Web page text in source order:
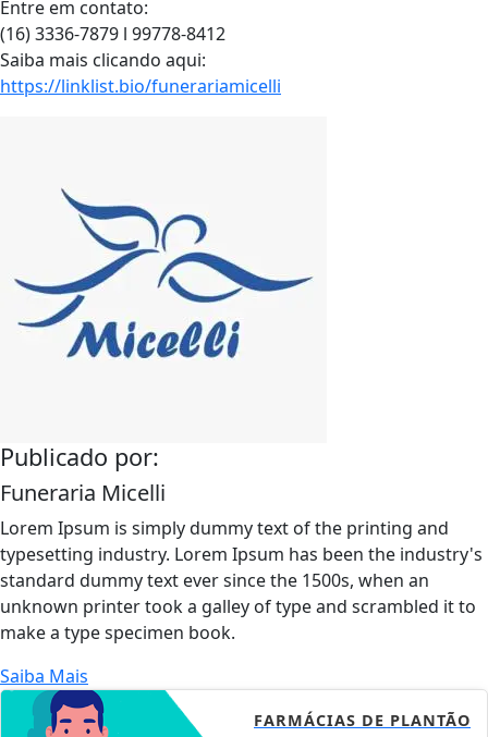
Entre em contato:
(16) 3336-7879 l 99778-8412
Saiba mais clicando aqui:
https://linklist.bio/funerariamicelli
Publicado por:
Funeraria Micelli
Lorem Ipsum is simply dummy text of the printing and
typesetting industry. Lorem Ipsum has been the industry's
standard dummy text ever since the 1500s, when an
unknown printer took a galley of type and scrambled it to
make a type specimen book.
Saiba Mais
FARMÁCIAS DE PLANTÃO